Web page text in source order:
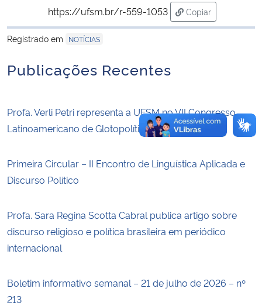
Banco Central do Brasil
Planalto
https://ufsm.br/r-559-1053
Copiar
para área de
Registrado em
NOTÍCIAS
Publicações Recentes
Profa. Verli Petri representa a UFSM no VII Congresso
Latinoamericano de Glotopolítica
Primeira Circular – II Encontro de Linguística Aplicada e
Discurso Político
Profa. Sara Regina Scotta Cabral publica artigo sobre
discurso religioso e política brasileira em periódico
internacional
Boletim informativo semanal – 21 de julho de 2026 – nº
213